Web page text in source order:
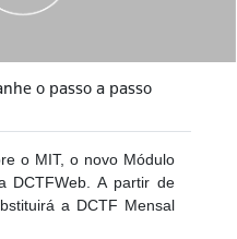
o passo a passo
o MIT, o novo Módulo
DCTFWeb. A partir de
a DCTF Mensal